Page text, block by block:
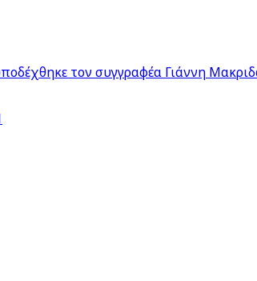
τον συγγραφέα Γιάννη